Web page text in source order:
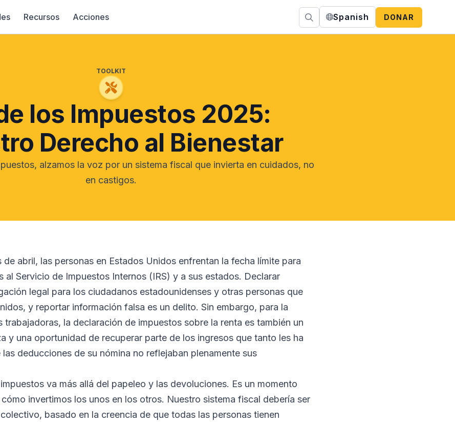
Recursos Acciones Spanish DONAR
TOOLKIT
los Impuestos 2025:
Derecho al Bienestar
alzamos la voz por un sistema fiscal que invierta en cuidados, no
en castigos.
de abril, las personas en Estados Unidos enfrentan la fecha límite para
al Servicio de Impuestos Internos (IRS) y a sus estados. Declarar
legal para los ciudadanos estadounidenses y otras personas que
y reportar información falsa es un delito. Sin embargo, para la
trabajadoras, la declaración de impuestos sobre la renta es también un
y una oportunidad de recuperar parte de los ingresos que tanto les ha
deducciones de su nómina no reflejaban plenamente sus
va más allá del papeleo y las devoluciones. Es un momento
invertimos los unos en los otros. Nuestro sistema fiscal debería ser
basado en la creencia de que todas las personas tienen